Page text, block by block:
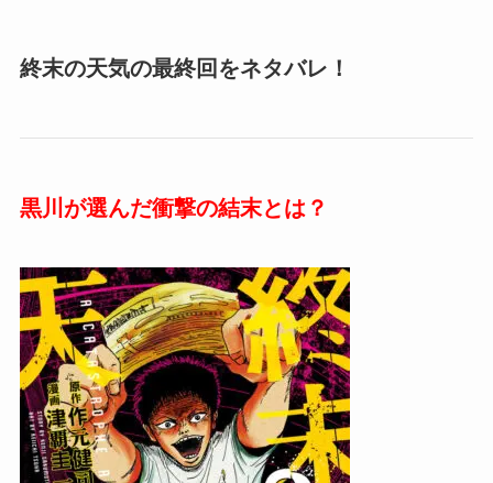
終末の天気の最終回をネタバレ！
黒川が選んだ衝撃の結末とは？